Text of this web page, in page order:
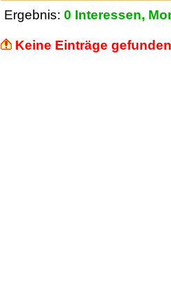
Ergebnis: 0 Interessen,
Keine Einträge